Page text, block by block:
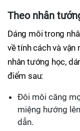
Theo nhân
Dáng môi trong
về tính cách và vận
nhân tướng học,
điểm sau:
Đôi môi căng
miệng hướng
dẫn.